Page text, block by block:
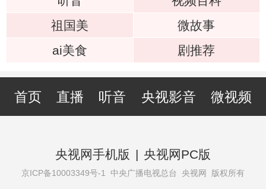
祖国美
微故事
ai美食
剧推荐
首页 直播 听音 央视影音 微视频
央视网手机版 | 央视网PC版
京ICP备10003349号-1 中央广播电视总台 央视网 版权所有